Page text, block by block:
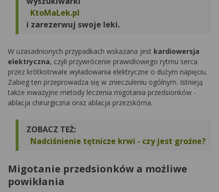
KtoMaLek.pl
i zarezerwuj swoje leki.
W uzasadnionych przypadkach wskazana jest kardiowersja
elektryczna, czyli przywrócenie prawidłowego rytmu serca
przez krótkotrwałe wyładowania elektryczne o dużym napięciu.
Zabieg ten przeprowadza się w znieczuleniu ogólnym. Istnieją
także inwazyjne metody leczenia migotania przedsionków -
ablacja chirurgiczna oraz ablacja przezskórna.
ZOBACZ TEŻ:
Nadciśnienie tętnicze krwi - czy jest groźne?
Migotanie przedsionków a możliwe
powikłania